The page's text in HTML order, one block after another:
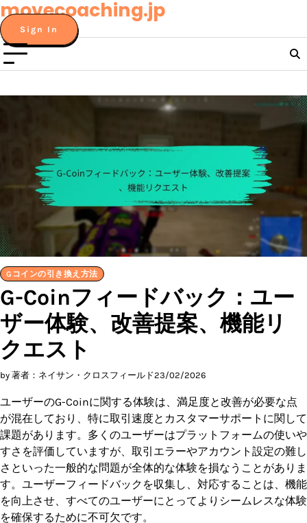
Skip
to
content
movecoaching.jp
Sign In
Gコインの引き換え方法
G-Coinフィードバック：ユー
ザー体験、改善提案、機能リ
クエスト
by 著者：ネイサン・クロスフィールド23/02/2026
ユーザーのG-Coinに関する体験は、満足度と改善が必要な点
が混在しており、特に取引速度とカスタマーサポートに関して
課題があります。多くのユーザーはプラットフォームの使いや
すさを評価していますが、取引エラーやアカウント設定の難し
さといった一般的な問題が全体的な体験を損なうことがありま
す。ユーザーフィードバックを収集し、対応することは、機能
を向上させ、すべてのユーザーにとってよりシームレスな体験
を確保するために不可欠です。